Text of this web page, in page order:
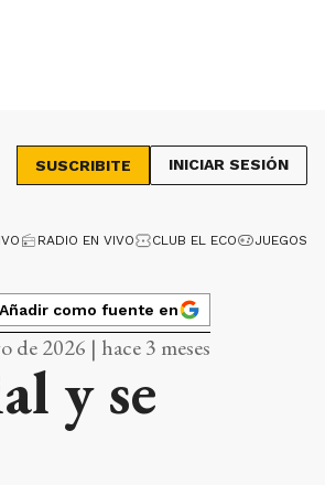
SUSCRIBITE INICIAR SESIÓN
RADIO EN VIVO CLUB EL ECO JUEGOS
Añadir como fuente en
de 2026 | hace 3 meses
y se